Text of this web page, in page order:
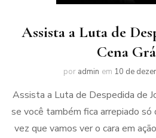
Assista a Luta de
Cena
por admin em 10 de
Assista a Luta de Despedida de
se você também fica arrepiado só
vez que vamos ver o cara em